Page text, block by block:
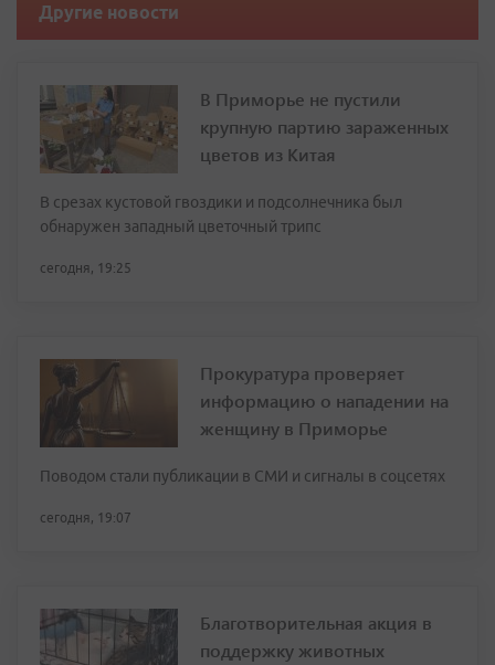
Другие новости
В Приморье не пустили
крупную партию зараженных
цветов из Китая
В срезах кустовой гвоздики и подсолнечника был
обнаружен западный цветочный трипс
сегодня, 19:25
Прокуратура проверяет
информацию о нападении на
женщину в Приморье
Поводом стали публикации в СМИ и сигналы в соцсетях
сегодня, 19:07
Благотворительная акция в
поддержку животных